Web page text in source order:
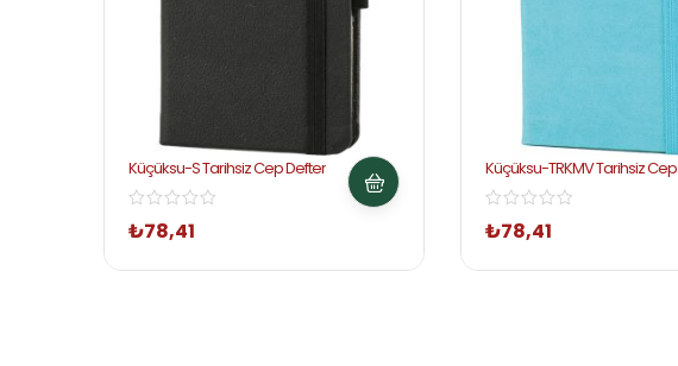
Küçüksu-S Tarihsiz Cep Defter
₺78,41
Küçüksu-TRKMV Tarihsiz Cep
Defter
₺78,41